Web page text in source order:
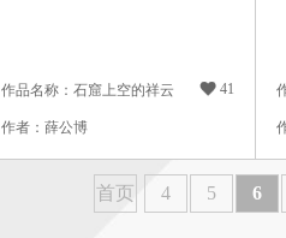
作品名称：石窟上空的祥云  41
作者：薛公博
首页 4 5 6